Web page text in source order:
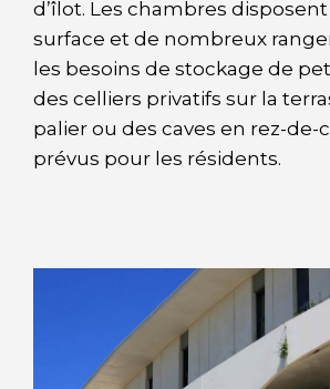
d’îlot. Les chambres
surface et de nombreux
les besoins de stockage de
des celliers privatifs sur la
palier ou des caves en rez-de-
prévus pour les résidents.